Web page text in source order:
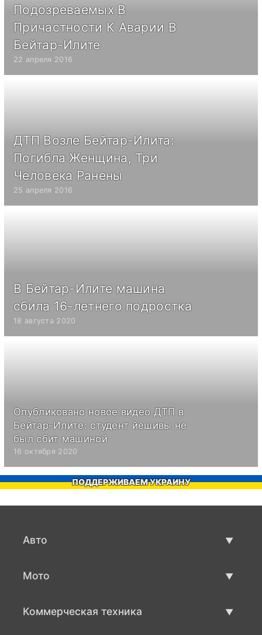
Подозреваемых В
Причастности К Аварии В
Бейтар-Илите
22 апреля 2016
ДТП Возле Бейтар-Илита:
Погибла Женщина, Три
Человека Ранены
25 апреля 2016
В Бейтар-Илите машина
сбила 16-летнего подростка
18 августа 2020
Опубликовано новое видео ДТП в
Бейтар-Илите: студент йешивы не
был сбит машиной
16 октября 2020
ПОДДЕРЖИВАЕМ УКРАИНУ
Авто
Мото
Коммерческая техника